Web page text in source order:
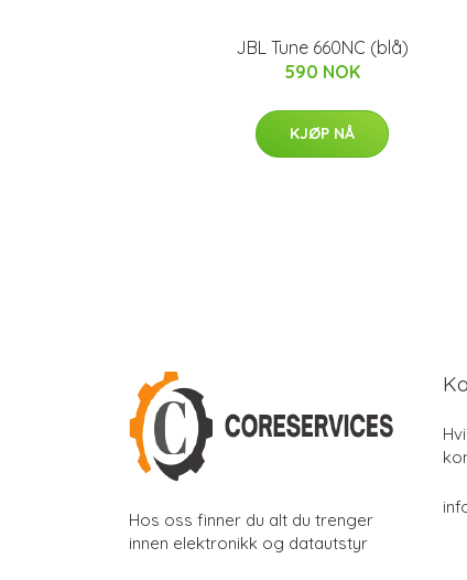
JBL Tune 660NC (blå)
590 NOK
KJØP NÅ
Hos oss finner du alt du trenger
innen elektronikk og datautstyr